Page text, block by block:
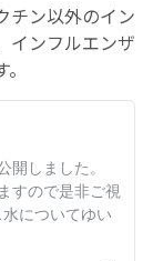
チン以外のイン
インフルエンザ